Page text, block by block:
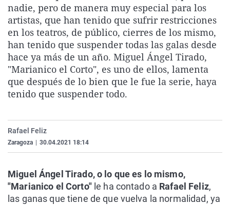
La rosa de los vientos
Gente viajera
Como el perro y el
Caso
Retornados
Equipo de
Operación Viuda
Extremadura
Galicia
La Rioja
Navarra
País Vasco
Virales
Televisión
Elecciones
nadie, pero de manera muy especial para los
artistas, que han tenido que sufrir restricciones
en los teatros, de público, cierres de los mismo,
han tenido que suspender todas las galas desde
hace ya más de un año. Miguel Ángel Tirado,
"Marianico el Corto", es uno de ellos, lamenta
que después de lo bien que le fue la serie, haya
tenido que suspender todo.
Rafael Feliz
Zaragoza 30.04.2021 18:14
Miguel Ángel Tirado, o lo que es lo mismo,
"Marianico el Corto" le ha contado a Rafael Feliz,
las ganas que tiene de que vuelva la normalidad, ya